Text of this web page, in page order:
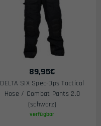
89,95€
DELTA SIX Spec-Ops Tactical
Hose / Combat Pants 2.0
(schwarz)
verfügbar